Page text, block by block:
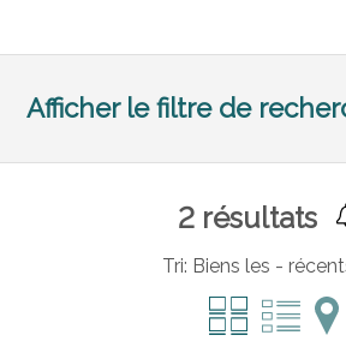
Afficher le filtre de
2 résultats
Tri: Biens les -